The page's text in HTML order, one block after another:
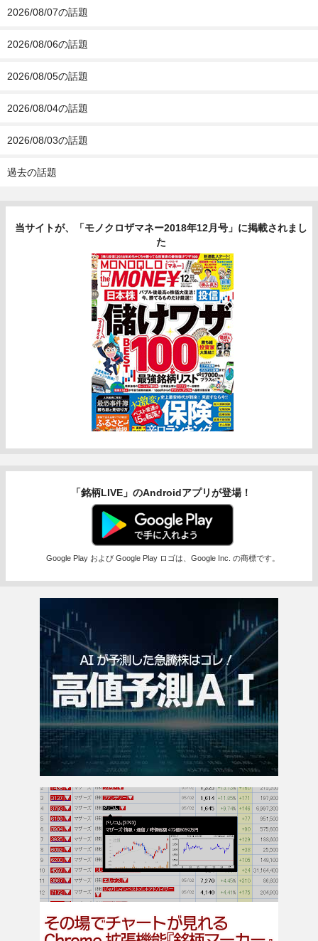
2026/08/07の話題
2026/08/06の話題
2026/08/05の話題
2026/08/04の話題
2026/08/03の話題
過去の話題
当サイトが、「モノクロザマネー2018年12月号」に掲載されまし
た
「銘柄LIVE」のAndroidアプリが登場！
Google Play および Google Play ロゴは、Google Inc. の商標です。